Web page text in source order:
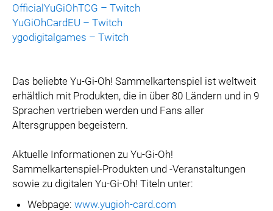
OfficialYuGiOhTCG – Twitch
YuGiOhCardEU – Twitch
ygodigitalgames – Twitch
Das beliebte Yu-Gi-Oh! Sammelkartenspiel ist weltweit
erhältlich mit Produkten, die in über 80 Ländern und in 9
Sprachen vertrieben werden und Fans aller
Altersgruppen begeistern.
Aktuelle Informationen zu Yu-Gi-Oh!
Sammelkartenspiel-Produkten und -Veranstaltungen
sowie zu digitalen Yu-Gi-Oh! Titeln unter:
Webpage: www.yugioh-card.com